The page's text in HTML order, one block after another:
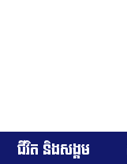
ជីវិត និងសង្គម